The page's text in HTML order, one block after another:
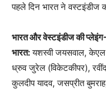
पहले दिन भारत ने वस्टइंडीज
भारत और वेस्टइंडीज की
भारत:यशस्वी जयसवाल, केएल
ध्रुव जुरेल (विकेटकीपर),
कुलदीप यादव, जसप्रीत